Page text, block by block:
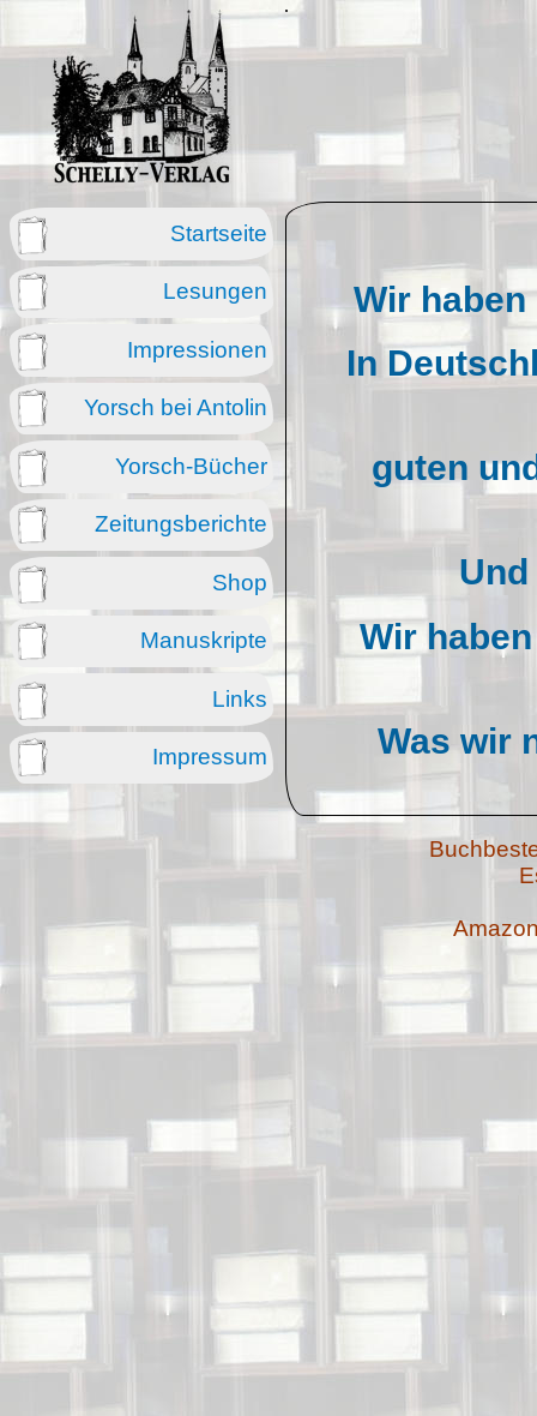
Direkt zum Inhalt
Startseite
Lesungen
Impressionen
Yorsch bei Antolin
Yorsch-Bücher
Zeitungsberichte
Shop
Manuskripte
Links
Impressum
Wir
In
guten
Wir
Was wir
Jede
Das
fiel